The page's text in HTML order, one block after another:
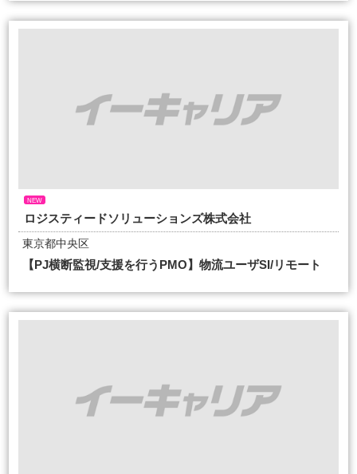
NEW
ロジスティードソリューションズ株式会社
東京都中央区
【PJ横断監視/支援を行うPMO】物流ユーザSI/リモート